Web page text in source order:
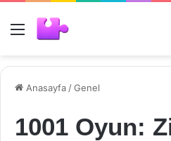
Menü
Anasayfa /Genel
1001 Oyun: